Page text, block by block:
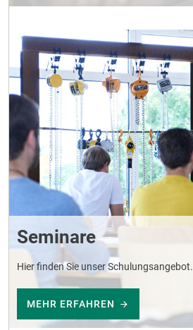
Seminare
Hier finden Sie unser Schulungsangebot.
MEHR ERFAHREN